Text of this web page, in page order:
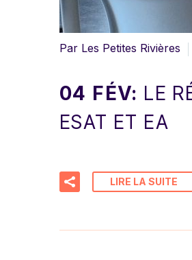
Par Les Petites Rivières
04 FÉV: LE
ESAT ET EA
LIRE LA SUITE